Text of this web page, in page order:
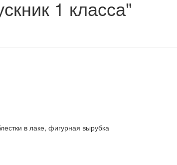
1 класса"
в лаке, фигурная вырубка